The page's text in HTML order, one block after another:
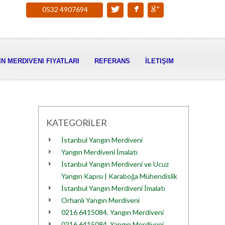
0532 4907694
MERDIVENI FIYATLARI REFERANS İLETIŞIM
KATEGORİLER
İstanbul Yangın Merdiveni
Yangın Merdiveni İmalatı
İstanbul Yangın Merdiveni ve Ucuz
Yangın Kapısı | Karaboğa Mühendislik
İstanbul Yangın Merdiveni İmalatı
Orhanlı Yangın Merdiveni
0216 6415084. Yangın Merdiveni